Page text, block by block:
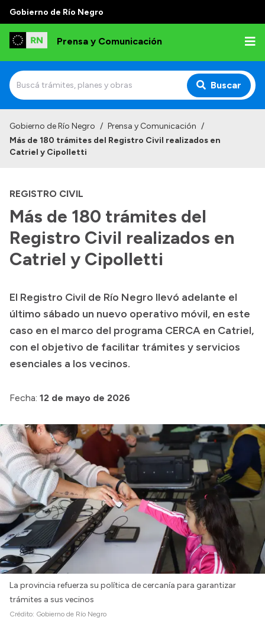
Gobierno de Río Negro
Prensa y Comunicación
Buscar
Institucional
Referentes de prensa
Archivo de noticias
Transparencia
Boletín Oficial
Compras y licitaciones
Consulta de expedientes
Consulta de pago a proveedores
Intranet
Login
Gobierno de Río Negro / Prensa y Comunicación /
Más de 180 trámites del Registro Civil realizados en
Catriel y Cipolletti
REGISTRO CIVIL
Más de 180 trámites del
Registro Civil realizados en
Catriel y Cipolletti
El Registro Civil de Río Negro llevó adelante el
último sábado un nuevo operativo móvil, en este
caso en el marco del programa CERCA en Catriel,
con el objetivo de facilitar trámites y servicios
esenciales a los vecinos.
Fecha: 12 de mayo de 2026
La provincia refuerza su política de cercanía para garantizar
trámites a sus vecinos
Crédito: Gobierno de Río Negro